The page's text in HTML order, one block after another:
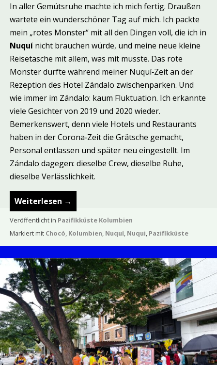
In aller Gemütsruhe machte ich mich fertig. Draußen
wartete ein wunderschöner Tag auf mich. Ich packte
mein „rotes Monster“ mit all den Dingen voll, die ich in
Nuquí nicht brauchen würde, und meine neue kleine
Reisetasche mit allem, was mit musste. Das rote
Monster durfte während meiner Nuquí‑Zeit an der
Rezeption des Hotel Zándalo zwischenparken. Und
wie immer im Zándalo: kaum Fluktuation. Ich erkannte
viele Gesichter von 2019 und 2020 wieder.
Bemerkenswert, denn viele Hotels und Restaurants
haben in der Corona‑Zeit die Grätsche gemacht,
Personal entlassen und später neu eingestellt. Im
Zándalo dagegen: dieselbe Crew, dieselbe Ruhe,
dieselbe Verlässlichkeit.
Weiterlesen →
Veröffentlicht in Pazifikküste Kolumbien
Markiert mit Chocó, Kolumbien, Nuquí, Nuqui, Pazifikküste